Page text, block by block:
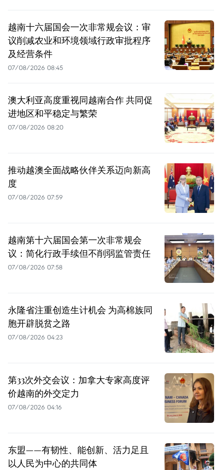
越南十六届国会一次非常规会议：审
议削减农业和环境领域行政审批程序
及经营条件
07/08/2026 08:45
澳大利亚高度重视同越南合作 共同促
进地区和平稳定与繁荣
07/08/2026 08:20
推动越澳全面战略伙伴关系迈向新高
度
07/08/2026 07:59
越南第十六届国会第一次非常规会
议：简化行政手续但不削弱监管责任
07/08/2026 07:58
永隆省注重创造生计机会 为高棉族同
胞开辟脱贫之路
07/08/2026 04:23
第33次外交会议：加拿大专家高度评
价越南的外交定力
07/08/2026 04:16
东盟——有韧性、能创新、活力足且
以人民为中心的共同体